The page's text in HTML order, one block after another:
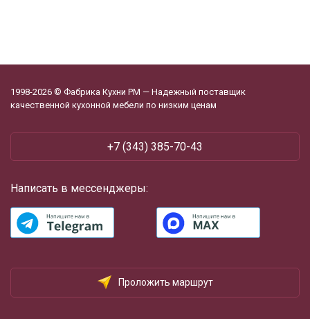
1998-2026 © Фабрика Кухни РМ — Надежный поставщик
качественной кухонной мебели по низким ценам
+7 (343) 385-70-43
Написать в мессенджеры:
Проложить маршрут